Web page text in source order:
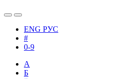
ENG РУС
#
0-9
А
Б